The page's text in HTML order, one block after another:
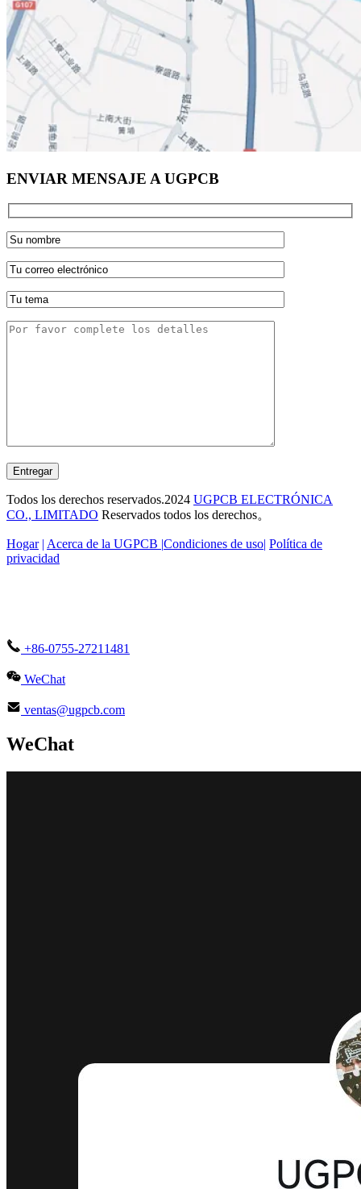
ENVIAR MENSAJE A UGPCB
Entregar
Todos los derechos reservados.2024 UGPCB ELECTRÓNICA
CO., LIMITADO Reservados todos los derechos。
Hogar | Acerca de la UGPCB |Condiciones de uso| Política de
privacidad
+86-0755-27211481
WeChat
ventas@ugpcb.com
WeChat